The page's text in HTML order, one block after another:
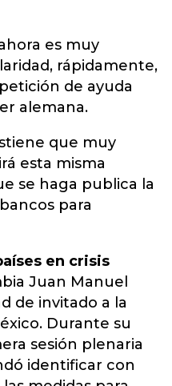
es muy
rápidamente,
de ayuda
alemana.
que muy
esta misma
se haga publica la
para
en crisis
Juan Manuel
de invitado a la
Durante su
sesión plenaria
identificar con